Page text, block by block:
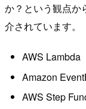
か？という観点か
介されています。
AWS Lambda
Amazon
AWS Step